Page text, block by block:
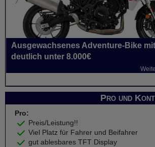
Ausgewachsenes Adventure-Bike
deutlich unter 8.000€
Pro und
Pro:
Preis/Leistung!!
Viel Platz für Fahrer und Beifahrer
gut ablesbares TFT Display